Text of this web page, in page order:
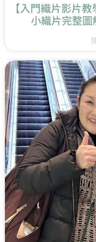
【入門織片影片
小織片完整